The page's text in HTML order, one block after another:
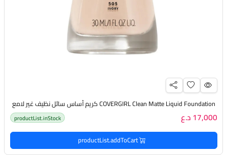
COVERGIRL Clean Matte Liquid Foundation كريم أساس سائل نظيف غير لامع
17,000 د.ع productList.inStock
productList.addToCart